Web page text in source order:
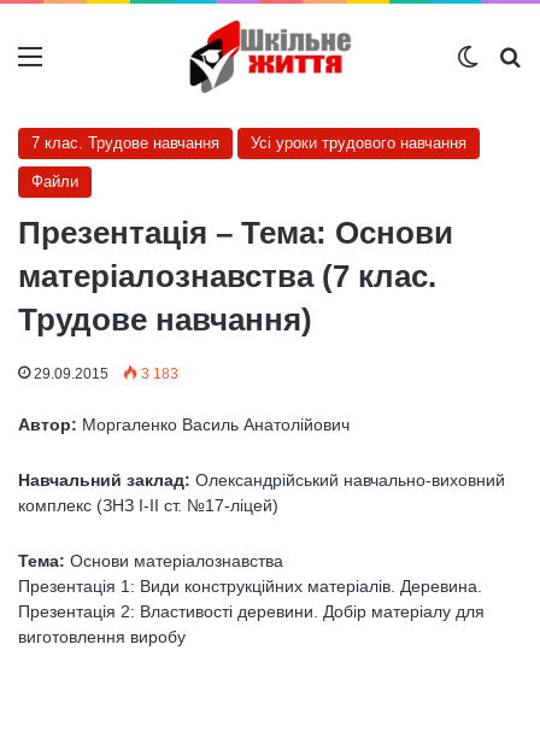
Меню
7 клас. Трудове навчання Усі уроки трудового навчання
Файли
Презентація – Тема: Основи
матеріалознавства (7 клас.
Трудове навчання)
29.09.2015 3 183
Автор: Моргаленко Василь Анатолійович
Навчальний заклад: Олександрійcький навчально-виховний
комплекс (ЗНЗ І-ІІ ст. №17-ліцей)
Тема: Основи матеріалознавства
Презентація 1: Види конструкційних матеріалів. Деревина.
Презентація 2: Властивості деревини. Добір матеріалу для
виготовлення виробу